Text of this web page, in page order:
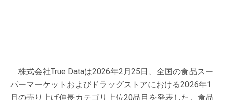
株式会社True Dataは2026年2月25日、全国の食品スー
パーマーケットおよびドラッグストアにおける2026年1
月の売り上げ伸長カテゴリ上位20品目を発表した。食品